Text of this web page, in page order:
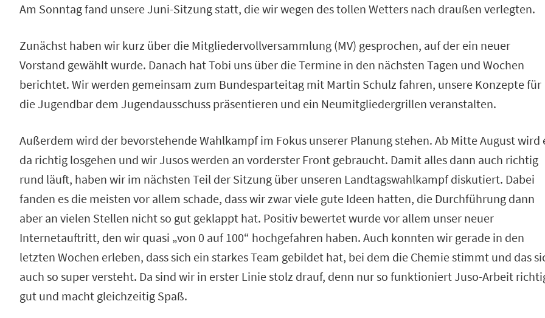
Am Sonntag fand unsere Juni-Sitzung statt, die wir wegen des tollen Wetters nach draußen verlegten.
Zunächst haben wir kurz über die Mitgliedervollversammlung (MV) gesprochen, auf der ein neuer
Vorstand gewählt wurde. Danach hat Tobi uns über die Termine in den nächsten Tagen und Wochen
berichtet. Wir werden gemeinsam zum Bundesparteitag mit Martin Schulz fahren, unsere Konzepte für
die Jugendbar dem Jugendausschuss präsentieren und ein Neumitgliedergrillen veranstalten.
Außerdem wird der bevorstehende Wahlkampf im Fokus unserer Planung stehen. Ab Mitte August wird
da richtig losgehen und wir Jusos werden an vorderster Front gebraucht. Damit alles dann auch richtig
rund läuft, haben wir im nächsten Teil der Sitzung über unseren Landtagswahlkampf diskutiert. Dabei
fanden es die meisten vor allem schade, dass wir zwar viele gute Ideen hatten, die Durchführung dann
aber an vielen Stellen nicht so gut geklappt hat. Positiv bewertet wurde vor allem unser neuer
Internetauftritt, den wir quasi „von 0 auf 100“ hochgefahren haben. Auch konnten wir gerade in den
letzten Wochen erleben, dass sich ein starkes Team gebildet hat, bei dem die Chemie stimmt und das
auch so super versteht. Da sind wir in erster Linie stolz drauf, denn nur so funktioniert Juso-Arbeit
gut und macht gleichzeitig Spaß.